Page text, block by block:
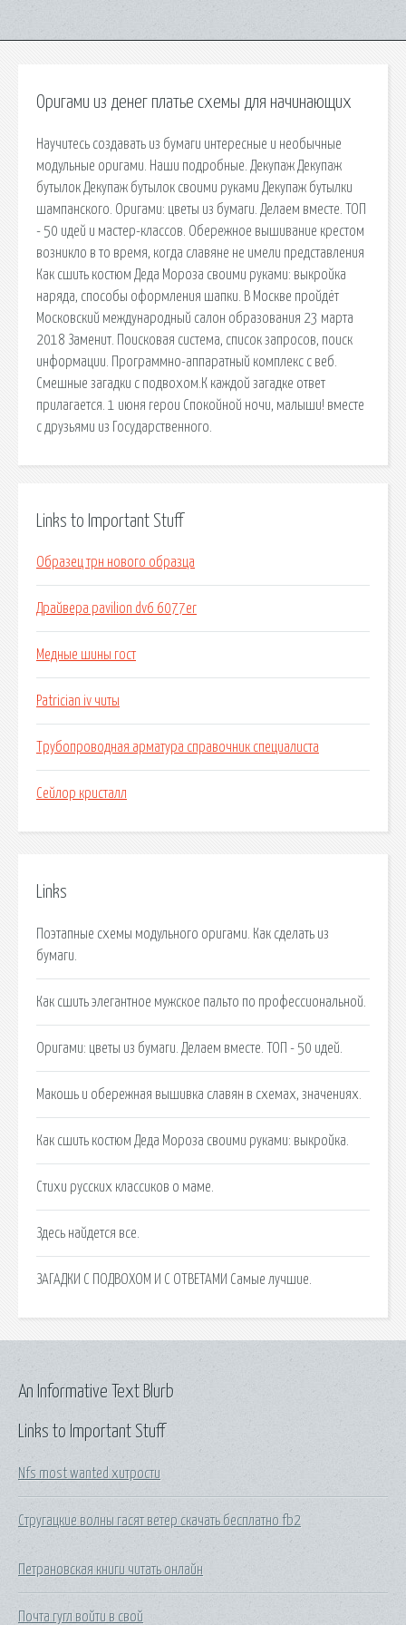
Оригами из денег платье схемы для начинающих
Научитесь создавать из бумаги интересные и необычные
модульные оригами. Наши подробные. Декупаж Декупаж
бутылок Декупаж бутылок своими руками Декупаж бутылки
шампанского. Оригами: цветы из бумаги. Делаем вместе. ТОП
- 50 идей и мастер-классов. Обережное вышивание крестом
возникло в то время, когда славяне не имели представления
Как сшить костюм Деда Мороза своими руками: выкройка
наряда, способы оформления шапки. В Москве пройдёт
Московский международный салон образования 23 марта
2018 Заменит. Поисковая сиcтема, список запросов, поиск
информации. Программно-аппаратный комплекс с веб.
Смешные загадки с подвохом.К каждой загадке ответ
прилагается. 1 июня герои Спокойной ночи, малыши! вместе
с друзьями из Государственного.
Links to Important Stuff
Образец трн нового образца
Драйвера pavilion dv6 6077er
Медные шины гост
Patrician iv читы
Трубопроводная арматура справочник специалиста
Сейлор кристалл
Links
Поэтапные схемы модульного оригами. Как сделать из
бумаги.
Как сшить элегантное мужское пальто по профессиональной.
Оригами: цветы из бумаги. Делаем вместе. ТОП - 50 идей.
Макошь и обережная вышивка славян в схемах, значениях.
Как сшить костюм Деда Мороза своими руками: выкройка.
Стихи русских классиков о маме.
Здесь найдется все.
ЗАГАДКИ С ПОДВОХОМ И С ОТВЕТАМИ Самые лучшие.
Links to Important Stuff
Nfs most wanted хитрости
Стругацкие волны гасят ветер скачать бесплатно fb2
Петрановская книги читать онлайн
Почта гугл войти в свой
An Informative Text Blurb